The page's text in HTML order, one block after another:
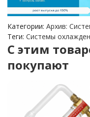
Категории: Архив:
Теги: Системы
C этим
покупают